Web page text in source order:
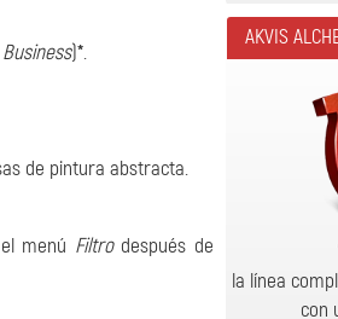
Business)*.
de pintura abstracta.
menú Filtrodespués de
AKVIS
la línea
con